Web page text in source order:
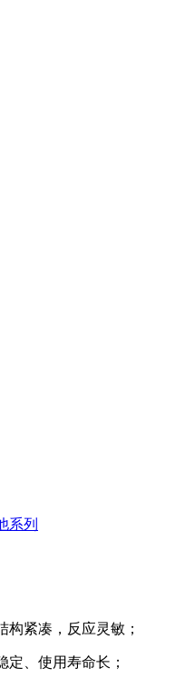
系列
紧凑，反应灵敏；
、使用寿命长；